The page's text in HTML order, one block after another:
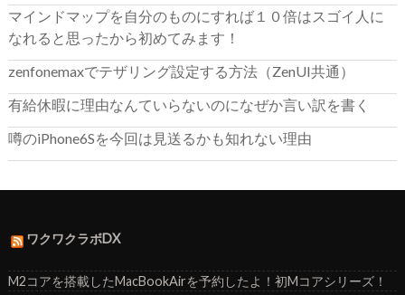
マインドマップを自分のものにすれば１０倍はスゴイ人に
なれると思ったから初めてみます！
zenfonemaxでテザリング設定する方法（ZenUI共通）
有給休暇に理由なんていらないのになぜか言い訳を書く
噂のiPhone6Sを今回は見送るかも知れない理由
ワクワクラボDX
M2コアを搭載したMacBookAirを予約したよ！初Mコアシリーズ！